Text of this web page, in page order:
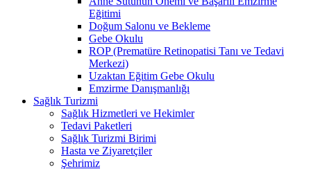
Eğitimi
Doğum Salonu ve Bekleme
Gebe Okulu
ROP (Prematüre Retinopatisi Tanı ve Tedavi
Merkezi)
Uzaktan Eğitim Gebe Okulu
Emzirme Danışmanlığı
Sağlık Turizmi
Sağlık Hizmetleri ve Hekimler
Tedavi Paketleri
Sağlık Turizmi Birimi
Hasta ve Ziyaretçiler
Şehrimiz